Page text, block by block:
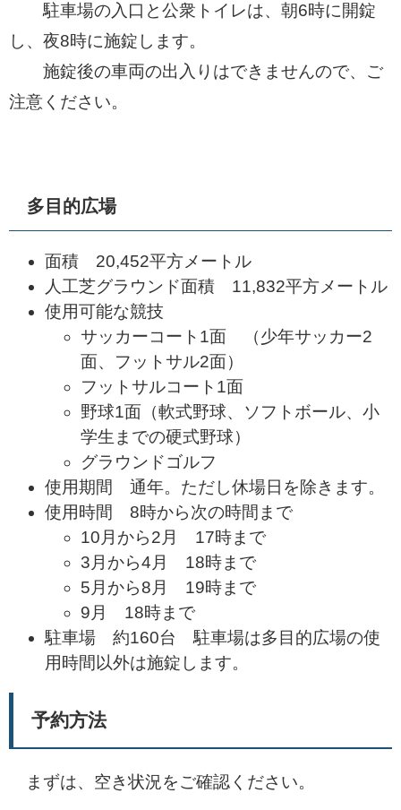
駐車場の入口と公衆トイレは、朝6時に開錠
し、夜8時に施錠します。
施錠後の車両の出入りはできませんので、ご
注意ください。
多目的広場
面積 20,452平方メートル
人工芝グラウンド面積 11,832平方メートル
使用可能な競技
サッカーコート1面 （少年サッカー2
面、フットサル2面）
フットサルコート1面
野球1面（軟式野球、ソフトボール、小
学生までの硬式野球）
グラウンドゴルフ
使用期間 通年。ただし休場日を除きます。
使用時間 8時から次の時間まで
10月から2月 17時まで
3月から4月 18時まで
5月から8月 19時まで
9月 18時まで
駐車場 約160台 駐車場は多目的広場の使
用時間以外は施錠します。
予約方法
まずは、空き状況をご確認ください。